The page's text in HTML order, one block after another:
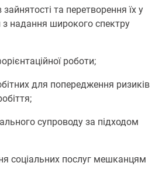
зайнятості та перетворення їх у
з надання широкого спектру
роботи;
для попередження ризиків
супроводу за підходом
соціальних послуг мешканцям